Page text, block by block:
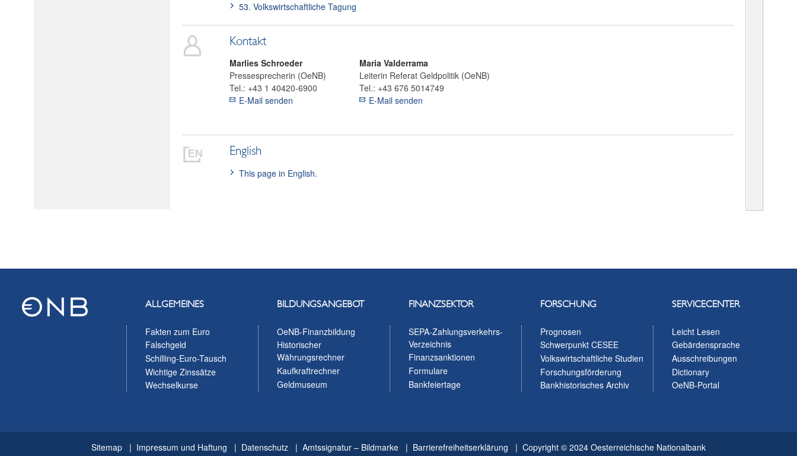
53. Volkswirtschaftliche Tagung
Kontakt
Marlies Schroeder
Pressesprecherin (OeNB)
Tel.: +43 1 40420-6900
E-Mail senden
Maria Valderrama
Leiterin Referat Geldpolitik (OeNB)
Tel.: +43 676 5014749
E-Mail senden
English
This page in English.
ALLGEMEINES
Fakten zum Euro
Falschgeld
Schilling-Euro-Tausch
Wichtige Zinssätze
Wechselkurse
BILDUNGSANGEBOT
OeNB-Finanzbildung
Historischer
Währungsrechner
Kaufkraftrechner
Geldmuseum
FINANZSEKTOR
SEPA-Zahlungsverkehrs-
Verzeichnis
Finanzsanktionen
Formulare
Bankfeiertage
FORSCHUNG
Prognosen
Schwerpunkt CESEE
Volkswirtschaftliche Studien
Forschungsförderung
Bankhistorisches Archiv
SERVICECENTER
Leicht Lesen
Gebärdensprache
Ausschreibungen
Dictionary
OeNB-Portal
Sitemap Impressum und Haftung Datenschutz Amtssignatur – Bildmarke Barrierefreiheitserklärung Copyright © 2024 Oesterreichische Nationalbank